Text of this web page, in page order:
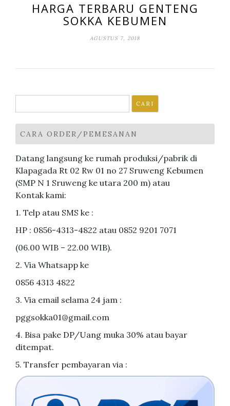
HARGA TERBARU GENTENG
SOKKA KEBUMEN
AGUSTUS 7, 2018
untuk:
CARA ORDER/PEMESANAN
Datang langsung ke rumah produksi/pabrik di
Klapagada Rt 02 Rw 01 no 27 Sruweng Kebumen
(SMP N 1 Sruweng ke utara 200 m) atau
Kontak kami:
1. Telp atau SMS ke :
HP : 0856-4313-4822 atau 0852 9201 7071
(06.00 WIB – 22.00 WIB).
2. Via Whatsapp ke
0856 4313 4822
3. Via email selama 24 jam :
pggsokka01@gmail.com
4. Bisa pake DP/Uang muka 30% atau bayar
ditempat.
5. Transfer pembayaran via :